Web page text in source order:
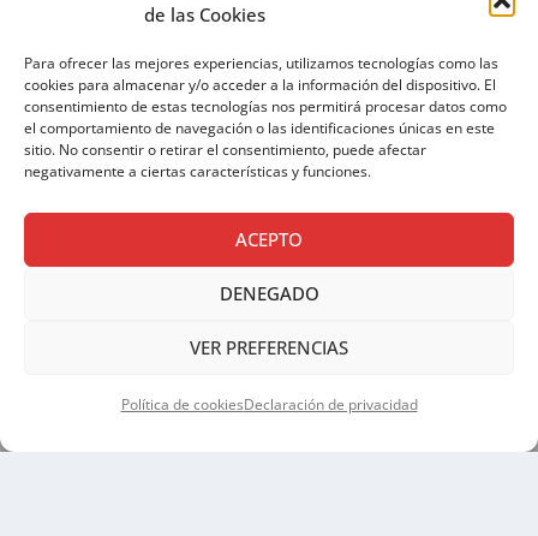
de las Cookies
Para ofrecer las mejores experiencias, utilizamos tecnologías como las
cookies para almacenar y/o acceder a la información del dispositivo. El
consentimiento de estas tecnologías nos permitirá procesar datos como
el comportamiento de navegación o las identificaciones únicas en este
sitio. No consentir o retirar el consentimiento, puede afectar
negativamente a ciertas características y funciones.
ACEPTO
DENEGADO
VER PREFERENCIAS
Política de cookiesDeclaración de privacidad
Si continúas, aceptas la política de privacidad
POLÍTICA DE PRIVACIDAD